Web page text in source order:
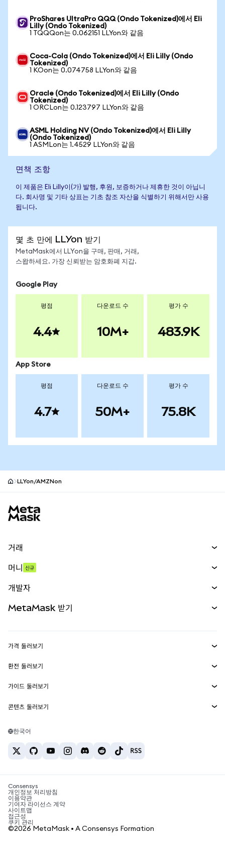
ProShares UltraPro QQQ (Ondo Tokenized)에서 Eli
Lilly (Ondo Tokenized)
1 TQQQon는 0.062151 LLYon와 같음
Coca-Cola (Ondo Tokenized)에서 Eli Lilly (Ondo
Tokenized)
1 KOon는 0.074758 LLYon와 같음
Oracle (Ondo Tokenized)에서 Eli Lilly (Ondo
Tokenized)
1 ORCLon는 0.123797 LLYon와 같음
ASML Holding NV (Ondo Tokenized)에서 Eli Lilly
(Ondo Tokenized)
1 ASMLon는 1.4529 LLYon와 같음
면책 조항
이 제품은 Eli Lilly이(가) 발행, 후원, 보증하거나 제휴한 것이 아닙니
다. 회사명 및 기타 상표는 기초 참조 자산을 식별하기 위해서만 사용
됩니다.
몇 초 만에 LLYon 받기
MetaMask에서 LLYon을 구매, 판매, 거래,
스왑하세요. 가장 신뢰받는 암호화폐 지갑.
Google Play
평점
4.4
다운로드 수
10M+
평가 수
483.9K
App Store
평점
4.7
다운로드 수
50M+
평가 수
75.8K
LLYon/AMZNon
거래
무기한 선물
실물자산
머니 신규
개발자
MetaMask Connect
Snaps
웹3 서비스
MetaMask 받기
보안
고객 지원
채용
가격 둘러보기
이더리움 가격
솔라나 가격
테더 가격
환전 둘러보기
ETH를 USD로 환전
USDT를 INR로 환전
BTC를 INR로 환전
ETH를 USDT로 환전
가이드 둘러보기
ETH 매수
USDT 매수
SHIB 매수
BNB 매수
콘텐츠 둘러보기
솔라나 지갑
암호화폐 세금 뉴스
암호화폐 매수 방법
비트코인 매도 방법
한국어
Consensys
개인정보 처리방침
이용약관
기여자 라이선스 계약
사이트맵
접근성
쿠키 관리
©2026 MetaMask • A Consensys Formation